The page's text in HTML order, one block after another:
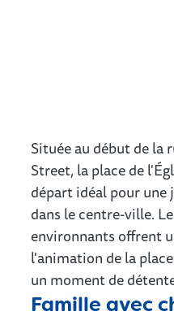
Située au début de la
Street, la place de
départ idéal pour une
dans le centre-ville.
environnants offrent
l'animation de la
un moment de
Famille avec